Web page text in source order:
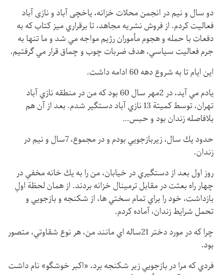
دو سال و نيم در انجمن محلات خزانه، یاخچی آباد و نازی آباد
فعاليت كردم. از فروش نشريه مجاهد، تا برقراري ميز كتاب كه به
دفعات با حمله و هجوم مأموران رژيم مواجه مي شد و ما تنها به
جرم فعاليت سياسي، هدف ضربات چوب و چماق قرار مي گرفتيم.
اين ايام تا به شروع دهه 60 ادامه داشت.
يادم مي آيد، در 2مهر سال 60 بود كه من در منطقه نازي آباد
تهران، توسط كميتة 13 نازي آباد دستگير شدم. بعد از آن هم
بلافاصله زندان بود و حبس…
حدود يك سال، زيربازجويي بودم و در مجموع، 7سال و نيم در
زندان.
روز اول بعد از دستگيري در خيابان، من را به يك خانه مخفي در
چهار راه بعثت در مقابل ترمينال خزانه بردند. از همان لحظة اولِ
بازداشت، خود را براي تمام سختي ها، از شكنجه و بازجويي و
تحمل شرايط زندان، آماده كردم.
چرا كه در مورد دختر 21ساله اي مانند من، هر نوع شقاوتي، متصور
بود.
فردي كه مرا در بازجويي زير شكنجه برد، «اكبر خوشگو» نام داشت